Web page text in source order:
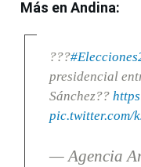
Más en Andina:
???
presidencial
Sánchez??
pic.twitter.com/
— Agencia